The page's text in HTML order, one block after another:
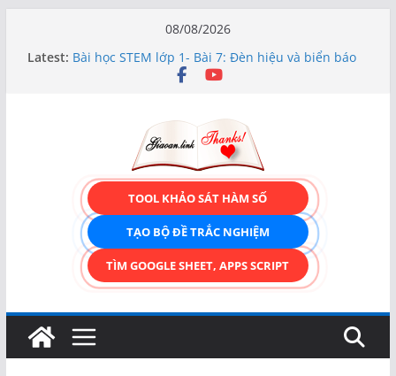
08/08/2026
Latest: Bài học STEM lớp 1- Bài 7: Đèn hiệu và biển báo
Bài học STEM lớp 3 Các bộ phận của thực vật
TẠO FORM ONLINE – TÙY BIẾN GIAO DIỆN ĐỈNH
CAO & XUẤT CODE THÔNG MINH!
TRẢI NGHIỆM CÔNG CỤ TẠO FORM ONLINE
KÉO THẢ – HOÀN TOÀN MIỄN PHÍ!
TOOL KHẢO SÁT HÀM SỐ
TẠO BỘ ĐỀ TRẮC NGHIỆM
TÌM GOOGLE SHEET, APPS SCRIPT